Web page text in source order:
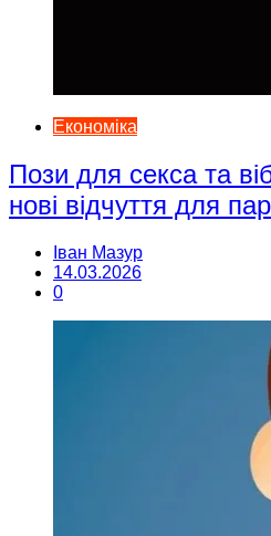
Економіка
Пози для секса та
нові відчуття для
Іван Мазур
14.03.2026
0